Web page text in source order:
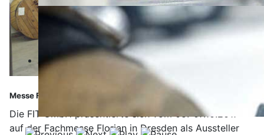
Messe Florian
Die FIT GmbH präsentierte sich vom 05.-07.10.2017
auf der Fachmesse Florian in Dresden als Aussteller